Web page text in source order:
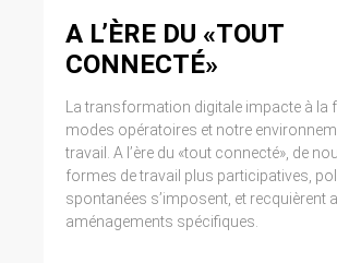
A L’ÈRE DU «TOUT
CONNECTÉ»
La transformation digitale impacte à la
modes opératoires et notre
travail. A l’ère du «tout connecté», de
formes de travail plus participatives,
spontanées s’imposent, et recquièrent
aménagements spécifiques.